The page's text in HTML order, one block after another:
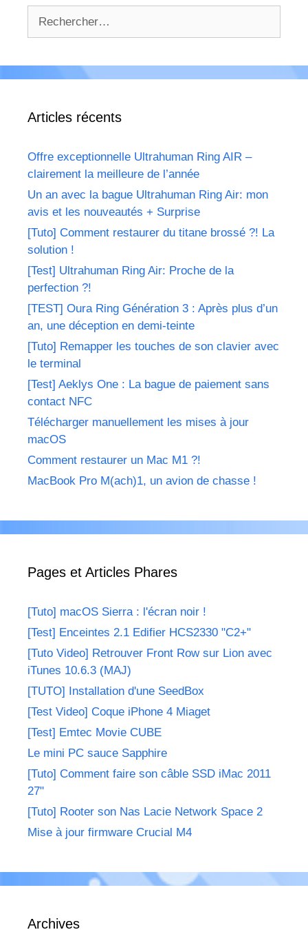
Articles récents
Offre exceptionnelle Ultrahuman Ring AIR –
clairement la meilleure de l’année
Un an avec la bague Ultrahuman Ring Air: mon
avis et les nouveautés + Surprise
[Tuto] Comment restaurer du titane brossé ?! La
solution !
[Test] Ultrahuman Ring Air: Proche de la
perfection ?!
[TEST] Oura Ring Génération 3 : Après plus d’un
an, une déception en demi-teinte
[Tuto] Remapper les touches de son clavier avec
le terminal
[Test] Aeklys One : La bague de paiement sans
contact NFC
Télécharger manuellement les mises à jour
macOS
Comment restaurer un Mac M1 ?!
MacBook Pro M(ach)1, un avion de chasse !
Pages et Articles Phares
[Tuto] macOS Sierra : l'écran noir !
[Test] Enceintes 2.1 Edifier HCS2330 "C2+"
[Tuto Video] Retrouver Front Row sur Lion avec
iTunes 10.6.3 (MAJ)
[TUTO] Installation d'une SeedBox
[Test Video] Coque iPhone 4 Miaget
[Test] Emtec Movie CUBE
Le mini PC sauce Sapphire
[Tuto] Comment faire son câble SSD iMac 2011
27"
[Tuto] Rooter son Nas Lacie Network Space 2
Mise à jour firmware Crucial M4
Archives